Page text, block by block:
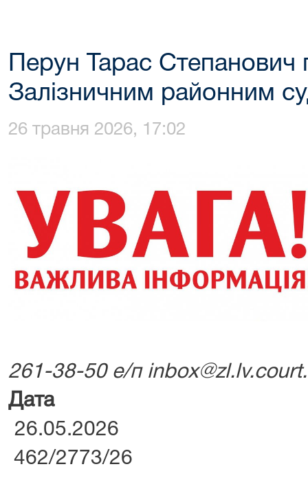
Перун Тарас Степанович
Залізничним районним
26 травня 2026, 17:02
261-38-50 е/п
Дата
462/2773/26